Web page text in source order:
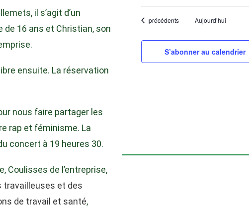
il s’agit d’un
de 16 ans et Christian, son
ensuite. La réservation
nous faire partager les
rap et féminisme. La
concert à 19 heures 30.
Coulisses de l’entreprise,
travailleuses et des
de travail et santé,
o
n
e
e
v
e
t
Évènements
précédents Aujourd’hui
S’abonner au calendrier